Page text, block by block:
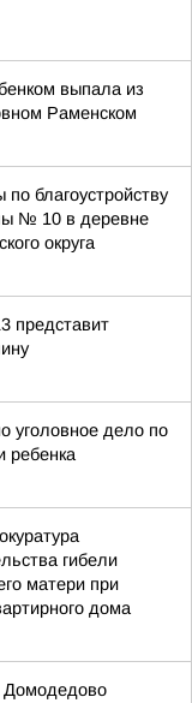
выпала из
Раменском
благоустройству
№ 10 в деревне
округа
представит
уголовное дело по
ребенка
гибели
матери при
дома
Домодедово